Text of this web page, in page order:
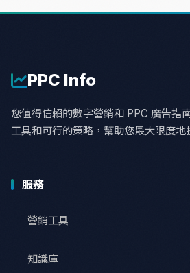
PPC Info
您值得信賴的數字營銷和 PPC 廣告指
工具和可行的策略，幫助您最大限度地
服務
營銷工具
知識庫